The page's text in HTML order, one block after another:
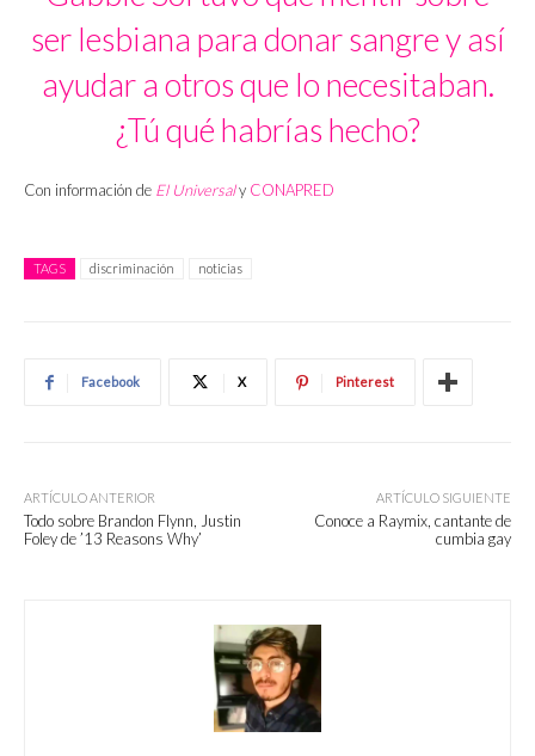
ser lesbiana para donar sangre y así
ayudar a otros que lo necesitaban.
¿Tú qué habrías hecho?
Con información de El Universaly CONAPRED
TAGS discriminación noticias
Facebook X Pinterest
ARTÍCULO ANTERIOR
Todo sobre Brandon Flynn, Justin
Foley de ’13 Reasons Why’
ARTÍCULO SIGUIENTE
Conoce a Raymix, cantante de
cumbia gay